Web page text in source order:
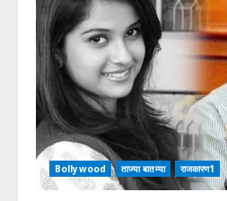
Bollywood ताज्या बातम्या राजकारण1